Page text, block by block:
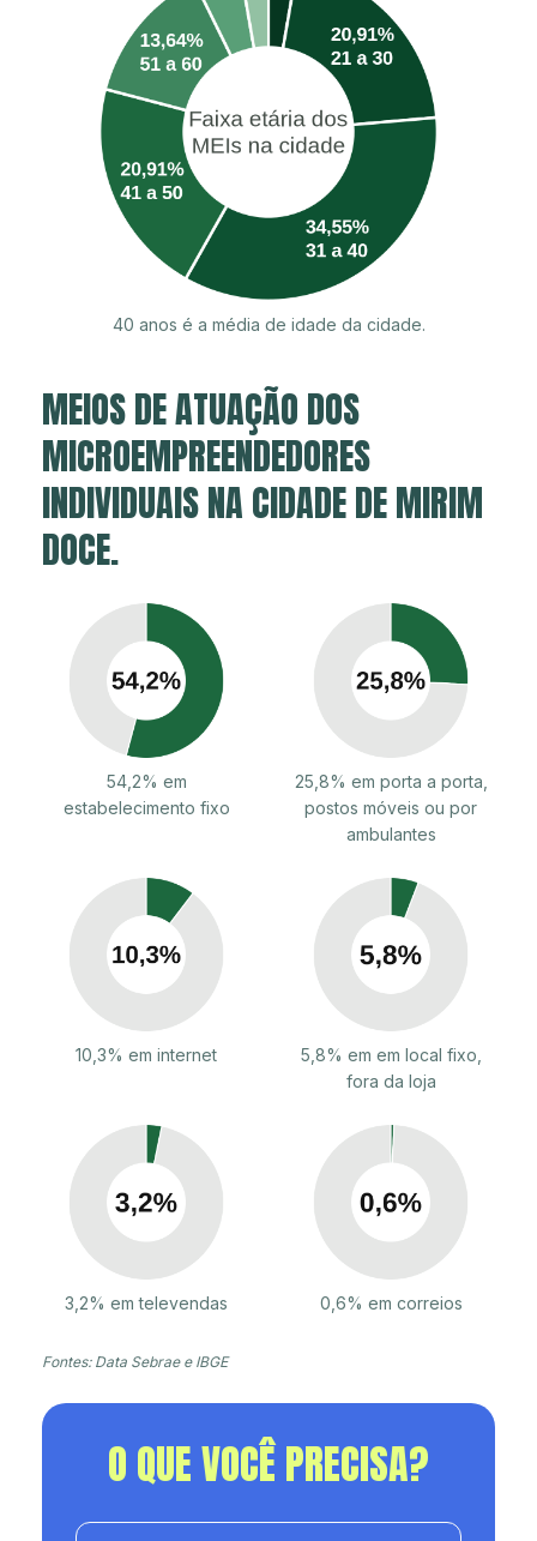
40 anos é a média de idade da cidade.
MEIOS DE ATUAÇÃO DOS
MICROEMPREENDEDORES
INDIVIDUAIS NA CIDADE DE MIRIM
DOCE.
54,2% em
estabelecimento fixo
25,8% em porta a porta,
postos móveis ou por
ambulantes
10,3% em internet
5,8% em em local fixo,
fora da loja
3,2% em televendas 0,6% em correios
Fontes: Data Sebrae e IBGE
O QUE VOCÊ PRECISA?